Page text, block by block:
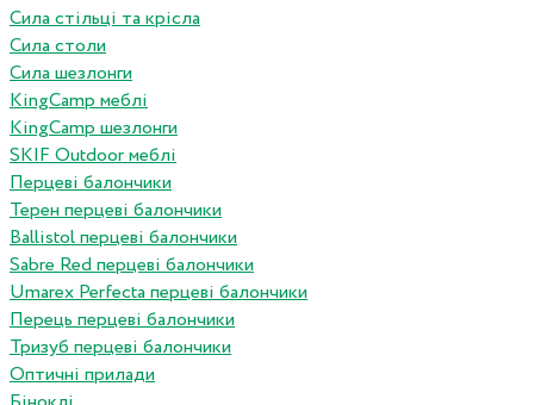
Сила стільці та крісла
Сила столи
Сила шезлонги
KingCamp меблі
KingCamp шезлонги
SKIF Outdoor меблі
Перцеві балончики
Терен перцеві балончики
Ballistol перцеві балончики
Sabre Red перцеві балончики
Umarex Perfecta перцеві балончики
Перець перцеві балончики
Тризуб перцеві балончики
Оптичні прилади